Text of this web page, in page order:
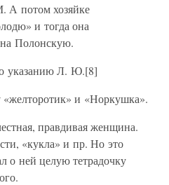
А потом хозяйке
и тогда она
на Полонскую.
указанию Л. Ю.[8]
и «Норкушка».
правдивая женщина.
«кукла» и пр. Но это
о ней целую тетрадочку